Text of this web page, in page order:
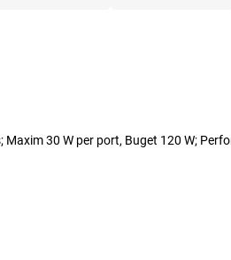
30 W per port, Buget 120 W;